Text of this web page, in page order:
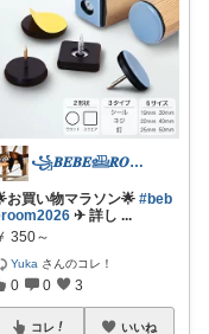
꧁𝑩𝑬𝑩𝑬𓊝𝑹𝑶𝑶𝑴꧂
お買い物マラソン🌟#beb
✈︎ 詳し ...
350～
Yuka さんのコレ！
0 0 3
コレ いいね